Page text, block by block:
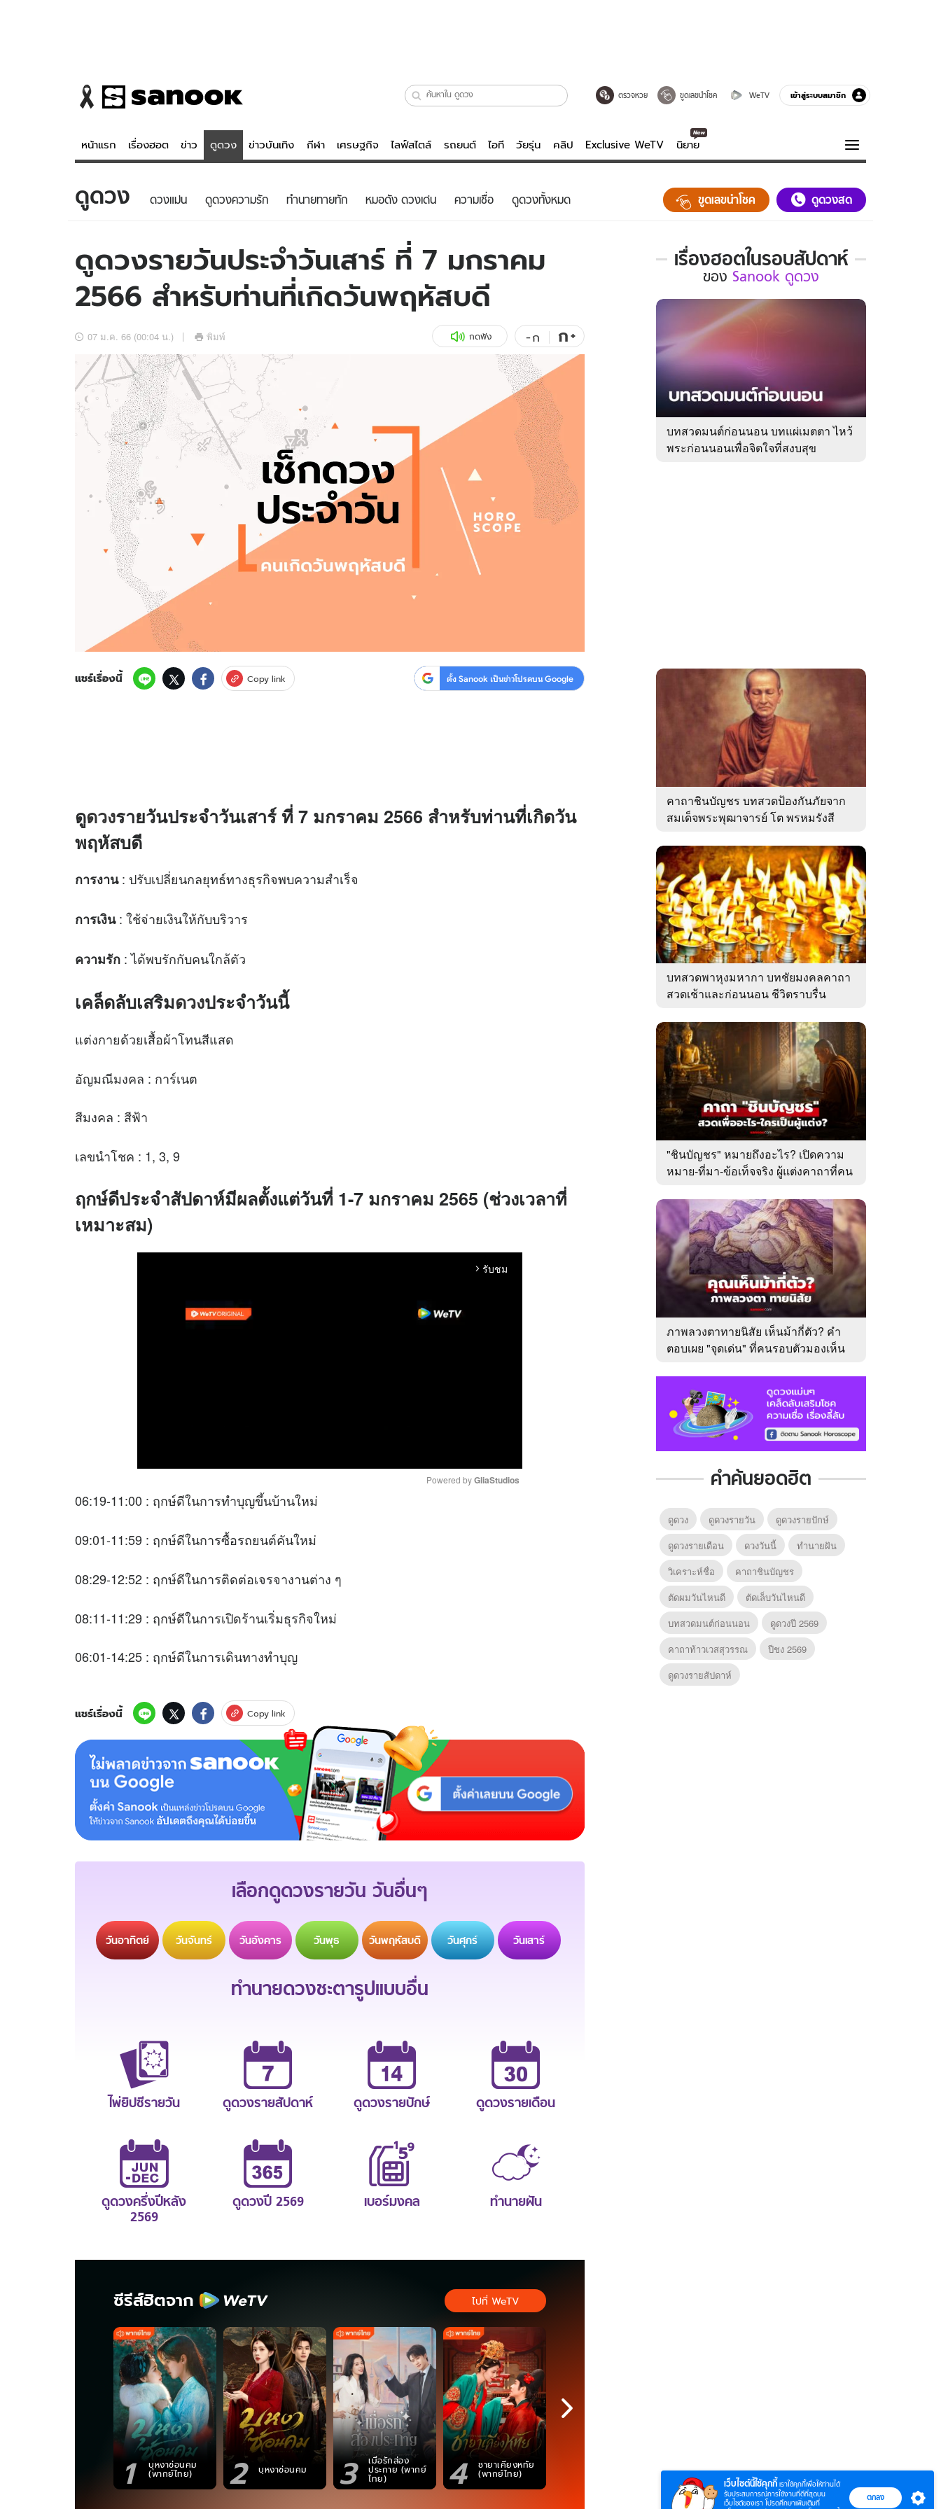
ตรวจหวย ขูดเลขนำโชค WeTV เข้าสู่ระบบสมาชิก
หน้าแรก เรื่องฮอต ข่าว ดูดวง ข่าวบันเทิง กีฬา เศรษฐกิจ ไลฟ์สไตล์ รถยนต์ ไอที วัยรุ่น คลิป Exclusive WeTV นิยาย
ข่าว
ข่าวบันเทิง
ข่าวกีฬา
ข่าวเศรษฐกิจ
อัปเดตจีน
เช็กข่าวชัวร์
ดูดวง - ตรวจหวย
สถิติหวยไทย
หวยลาว
ไลฟ์สไตล์
วัยรุ่น
ไอที
รถยนต์
สุขภาพ
Sanook Choice
ดูทีวี
WeTV
ความรู้รอบตัว
ฮาวทู
ดาวน์โหลดสนุกแอปฟรี ติดตามสนุกโซเชียลได้ที่
สงวนลิขสิทธิ์ ©2569 บริษัท อิมเมจ ฟิวเจอร์ (ประเทศไทย) จำกัด
ดูดวง ดวงแม่น ดูดวงความรัก ทํานายทายทัก หมอดัง ดวงเด่น ความเชื่อ ดูดวงทั้งหมด ขูดเลขนำโชค ดูดวงสด
ดูดวงรายวันประจำวันเสาร์ ที่ 7 มกราคม
2566 สำหรับท่านที่เกิดวันพฤหัสบดี
07 ม.ค. 66 (00:04 น.) พิมพ์ กดฟัง -ก ก+
แชร์เรื่องนี้ Copy link ตั้ง Sanook เป็นข่าวโปรดบน Google
ดูดวงรายวันประจำวันเสาร์ ที่ 7 มกราคม 2566 สำหรับท่านที่เกิดวัน
พฤหัสบดี
การงาน: ปรับเปลี่ยนกลยุทธ์ทางธุรกิจพบความสำเร็จ
การเงิน: ใช้จ่ายเงินให้กับบริวาร
ความรัก : ได้พบรักกับคนใกล้ตัว
เคล็ดลับเสริมดวงประจำวันนี้
แต่งกายด้วยเสื้อผ้าโทนสีแสด
อัญมณีมงคล : การ์เนต
สีมงคล : สีฟ้า
เลขนำโชค : 1, 3, 9
ฤกษ์ดีประจำสัปดาห์มีผลตั้งแต่วันที่ 1-7 มกราคม 2565 (ช่วงเวลาที่
เหมาะสม)
arrow_forward_ios รับชม
Powered by GliaStudios
06:19-11:00 : ฤกษ์ดีในการทำบุญขึ้นบ้านใหม่
09:01-11:59 : ฤกษ์ดีในการซื้อรถยนต์คันใหม่
08:29-12:52 : ฤกษ์ดีในการติดต่อเจรจางานต่าง ๆ
08:11-11:29 : ฤกษ์ดีในการเปิดร้านเริ่มธุรกิจใหม่
06:01-14:25 : ฤกษ์ดีในการเดินทางทำบุญ
แชร์เรื่องนี้ Copy link
เลือกดูดวงรายวัน วันอื่นๆ
วันอาทิตย์ วันจันทร์ วันอังคาร วันพุธ วันพฤหัสบดี วันศุกร์ วันเสาร์
ทำนายดวงชะตารูปแบบอื่น
ไพ่ยิปซีรายวัน ดูดวงรายสัปดาห์ ดูดวงรายปักษ์ ดูดวงรายเดือน
ดูดวงครึ่งปีหลัง
2569
ดูดวงปี 2569 เบอร์มงคล ทำนายฝัน
ซีรีส์ฮิตจาก
1 บุหงาซ่อนคม
(พากย์ไทย) 2 บุหงาซ่อนคม 3 เมื่อรักส่อง
ประกาย (พากย์
ไทย) 4 ชายาเคียงหทัย
(พากย์ไทย) 5 6 ภูตถังซาน
(พากย์ไทย) 7 ภูตถังซาน 2
(พากย์ไทย) 8 พบเ
ไปที่ WeTV
เรื่องฮอตในรอบสัปดาห์
เรื่อง
ใน
รอบ
ของ
Sanook
ดูด
ของ Sanook ดูดวง
บทสวดมนต์ก่อนนอน บทแผ่เมตตา ไหว้
พระก่อนนอนเพื่อจิตใจที่สงบสุข
คาถาชินบัญชร บทสวดป้องกันภัยจาก
สมเด็จพระพุฒาจารย์ โต พรหมรังสี
บทสวดพาหุงมหากา บทชัยมงคลคาถา
สวดเช้าและก่อนนอน ชีวิตราบรื่น
"ชินบัญชร" หมายถึงอะไร? เปิดความ
หมาย-ที่มา-ข้อเท็จจริง ผู้แต่งคาถาที่คน
ภาพลวงตาทายนิสัย เห็นม้ากี่ตัว? คำ
ตอบเผย "จุดเด่น" ที่คนรอบตัวมองเห็น
คำค้นยอดฮิต
ดูดวง ดูดวงรายวัน
ดูดวงรายปักษ์
ดูดวงรายเดือน
ดวงวันนี้
ทํานายฝัน
วิเคราะห์ชื่อ
คาถาชินบัญชร
ตัดผมวันไหนดี
ตัดเล็บวันไหนดี
บทสวดมนต์ก่อนนอน
ดูดวงปี 2569
คาถาท้าวเวสสุวรรณ
ปีชง 2569
ดูดวงรายสัปดาห์
เว็บไซต์นี้ใช้คุกกี้ เราใช้คุกกี้เพื่อให้ท่านได้
รับประสบการณ์การใช้งานที่ดีที่สุดบน
เว็บไซต์ของเรา โปรดศึกษาเพิ่มเติมที่
ตกลง